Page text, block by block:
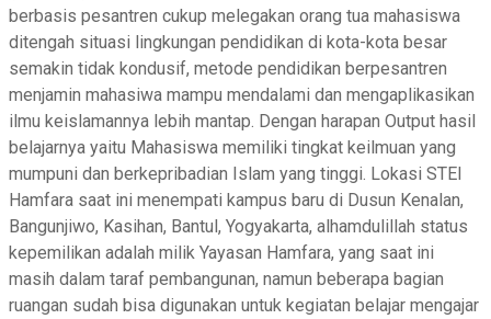
berbasis pesantren cukup melegakan orang tua mahasiswa
ditengah situasi lingkungan pendidikan di kota-kota besar
semakin tidak kondusif, metode pendidikan berpesantren
menjamin mahasiwa mampu mendalami dan mengaplikasikan
ilmu keislamannya lebih mantap. Dengan harapan Output hasil
belajarnya yaitu Mahasiswa memiliki tingkat keilmuan yang
mumpuni dan berkepribadian Islam yang tinggi. Lokasi STEI
Hamfara saat ini menempati kampus baru di Dusun Kenalan,
Bangunjiwo, Kasihan, Bantul, Yogyakarta, alhamdulillah status
kepemilikan adalah milik Yayasan Hamfara, yang saat ini
masih dalam taraf pembangunan, namun beberapa bagian
ruangan sudah bisa digunakan untuk kegiatan belajar mengajar